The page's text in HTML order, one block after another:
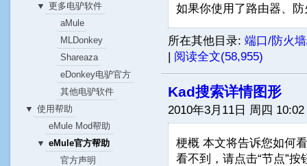
如果你使用了路由器、
所在其他目录:端口/防火
| 阅读全文(58,955)
Kad搜索详情图形
2010年3月11日 周四 10:02
梗概 本文将告诉您如何
看不到，请点击“节点”
▼ 更多电驴软件
aMule
MLDonkey
Shareaza
eDonkey电驴官方
其他电驴软件
▼ 使用帮助
eMule Mod帮助
▼ eMule官方帮助
官方声明